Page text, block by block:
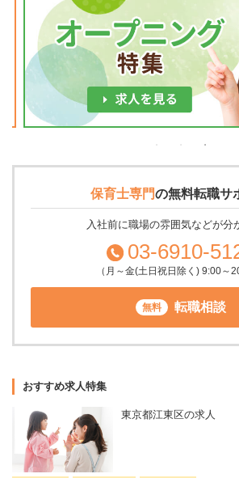
保育士専門の無料転職サ
入社前に職場の雰囲気などが分
03-6910-
（月～金(土日祝日除く) 9:00～
無料 転職相談
おすすめ求人特集
東京都江東区の求人